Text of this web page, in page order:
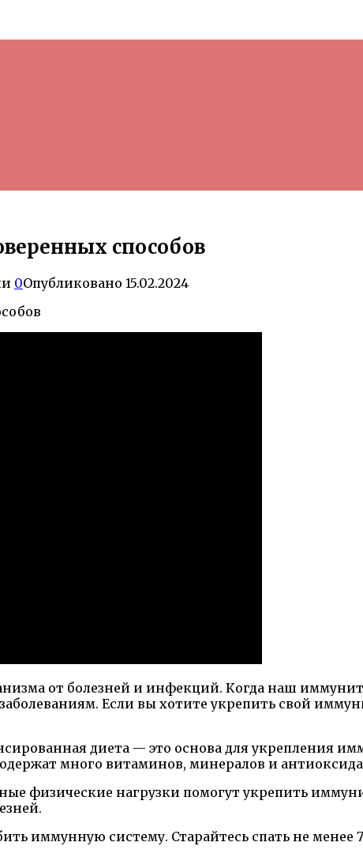
способов
0Опубликовано 15.02.2024
от болезней и инфекций. Когда наш
Если вы хотите укрепить свой
диета — это основа для укрепления
много витаминов, минералов и
физические нагрузки помогут укрепить
иммунную систему. Старайтесь спать не менее